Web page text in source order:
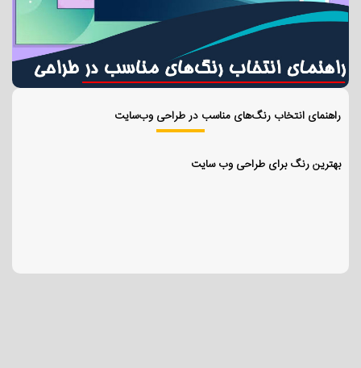
راهنمای انتخاب رنگ‌های مناسب در طراحی وب‌سایت
بهترین رنگ برای طراحی وب سایت